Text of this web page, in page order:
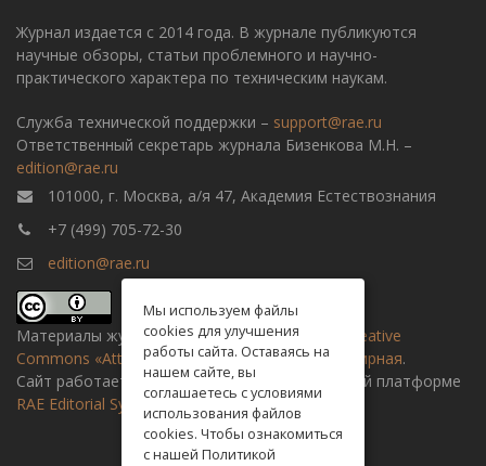
Журнал издается с 2014 года. В журнале публикуются
научные обзоры, статьи проблемного и научно-
практического характера по техническим наукам.
Служба технической поддержки – support@rae.ru
Ответственный секретарь журнала Бизенкова М.Н. –
edition@rae.ru
101000, г. Москва, а/я 47, Академия Естествознания
+7 (499) 705-72-30
edition@rae.ru
Материалы журнала доступны полицензии Creative
Commons «Attribution» («Атрибуция») 4.0 Всемирная.
Сайт работает на универсальной издательской платформе
RAE Editorial System
Мы используем файлы
cookies для улучшения
работы сайта. Оставаясь на
нашем сайте, вы
соглашаетесь с условиями
использования файлов
cookies. Чтобы ознакомиться
с нашей Политикой